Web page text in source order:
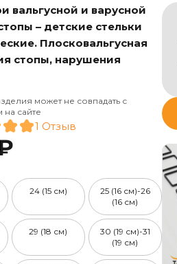
вальгусной и варусной
– детские стельки
Плосковальгусная
стопы, нарушения
может не совпадать с
сайте
1 Отзыв
24 (15 см)
25 (16 см)-26
(16 см)
29 (18 см)
30 (19 см)-31
(19 см)